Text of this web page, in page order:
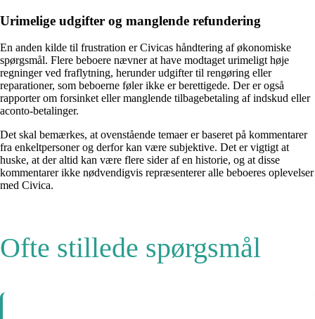
Urimelige udgifter og manglende refundering
En anden kilde til frustration er Civicas håndtering af økonomiske
spørgsmål. Flere beboere nævner at have modtaget urimeligt høje
regninger ved fraflytning, herunder udgifter til rengøring eller
reparationer, som beboerne føler ikke er berettigede. Der er også
rapporter om forsinket eller manglende tilbagebetaling af indskud eller
aconto-betalinger.
Det skal bemærkes, at ovenstående temaer er baseret på kommentarer
fra enkeltpersoner og derfor kan være subjektive. Det er vigtigt at
huske, at der altid kan være flere sider af en historie, og at disse
kommentarer ikke nødvendigvis repræsenterer alle beboeres oplevelser
med Civica.
Ofte stillede spørgsmål